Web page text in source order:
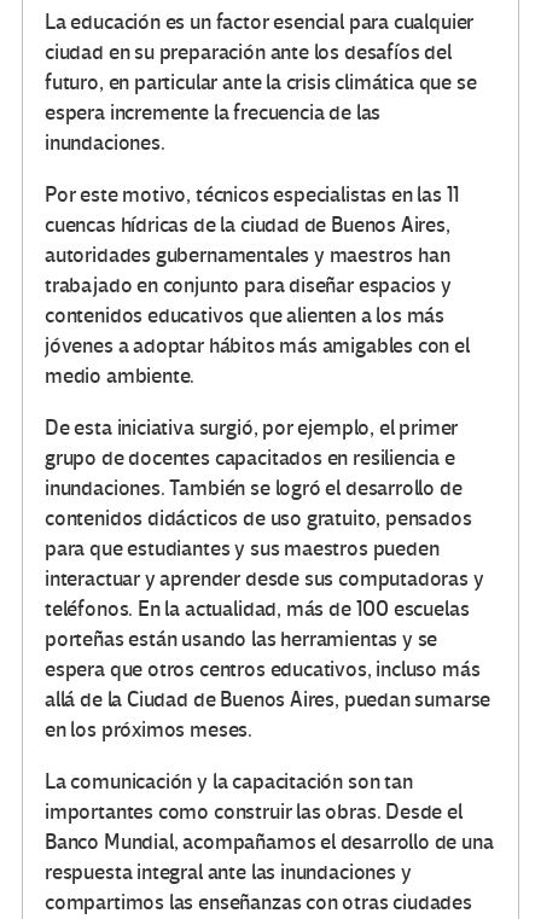
La educación es un factor esencial para cualquier
ciudad en su preparación ante los desafíos del
futuro, en particular ante la crisis climática que se
espera incremente la frecuencia de las
inundaciones.
Por este motivo, técnicos especialistas en las 11
cuencas hídricas de la ciudad de Buenos Aires,
autoridades gubernamentales y maestros han
trabajado en conjunto para diseñar espacios y
contenidos educativos que alienten a los más
jóvenes a adoptar hábitos más amigables con el
medio ambiente.
De esta iniciativa surgió, por ejemplo, el primer
grupo de docentes capacitados en resiliencia e
inundaciones. También se logró el desarrollo de
contenidos didácticos de uso gratuito, pensados
para que estudiantes y sus maestros pueden
interactuar y aprender desde sus computadoras y
teléfonos. En la actualidad, más de 100 escuelas
porteñas están usando las herramientas y se
espera que otros centros educativos, incluso más
allá de la Ciudad de Buenos Aires, puedan sumarse
en los próximos meses.
La comunicación y la capacitación son tan
importantes como construir las obras. Desde el
Banco Mundial, acompañamos el desarrollo de una
respuesta integral ante las inundaciones y
compartimos las enseñanzas con otras ciudades